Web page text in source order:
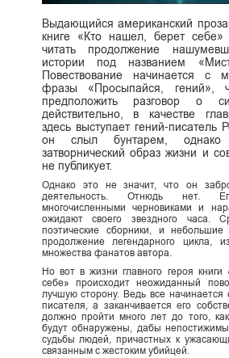
Выдающийся американский
книге «Кто нашел, берет себе»
читать продолжение
истории под названием
Повествование начинается с
фразы «Просыпайся, гений»,
предположить разговор о
действительно, в качестве
здесь выступает гений-писатель
он слыл бунтарем, однако
затворнический образ жизни и
не публикует.
Однако это не значит, что он
деятельность. Отнюдь нет.
многочисленными черновиками и
ожидают своего звездного часа.
поэтические сборники, и
продолжение легендарного цикла,
множества фанатов автора.
Но вот в жизни главного героя
себе» происходит неожиданный
лучшую сторону. Ведь все начинается
писателя, а заканчивается его
должно пройти много лет до того,
будут обнаружены, дабы
судьбы людей, причастных к
связанным с жестоким убийцей.